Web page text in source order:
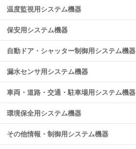
温度監視用システム機器
保安用システム機器
自動ドア・シャッター制御用システム機器
漏水センサ用システム機器
車両・道路・交通・駐車場用システム機器
環境保全用システム機器
その他情報・制御用システム機器